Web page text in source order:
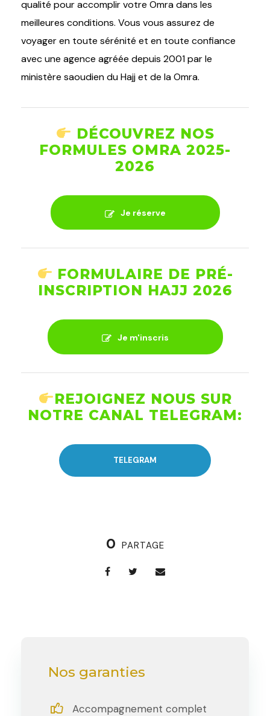
qualité pour accomplir votre Omra dans les
meilleures conditions. Vous vous assurez de
voyager en toute sérénité et en toute confiance
avec une agence agréée depuis 2001 par le
ministère saoudien du Hajj et de la Omra.
DÉCOUVREZ NOS
FORMULES OMRA 2025-
2026
Je réserve
FORMULAIRE DE PRÉ-
INSCRIPTION HAJJ 2026
Je m'inscris
REJOIGNEZ NOUS SUR
NOTRE CANAL TELEGRAM:
TELEGRAM
0 PARTAGE
Nos garanties
Accompagnement complet